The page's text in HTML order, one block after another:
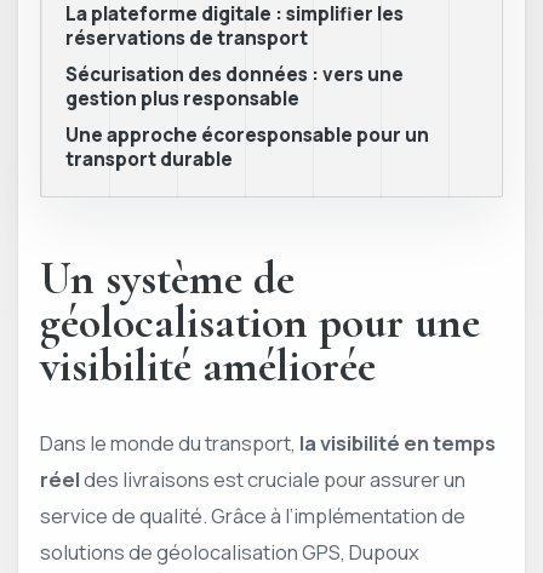
La plateforme digitale : simplifier les
réservations de transport
Sécurisation des données : vers une
gestion plus responsable
Une approche écoresponsable pour un
transport durable
Un système de
géolocalisation pour une
visibilité améliorée
Dans le monde du transport, la visibilité en temps
réeldes livraisons est cruciale pour assurer un
service de qualité. Grâce à l’implémentation de
solutions de géolocalisation GPS, Dupoux